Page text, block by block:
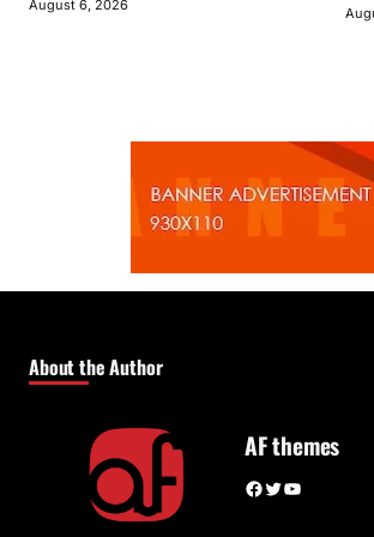
August 6, 2026
About the Author
AF themes
Facebook Twitter YouTube